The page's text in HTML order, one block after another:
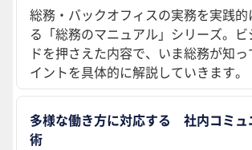
総務・バックオフィスの実務を実践
る「総務のマニュアル」シリーズ。
ドを押さえた内容で、いま総務が知
イントを具体的に解説していきます。
多様な働き方に対応する 社内コミュ
術